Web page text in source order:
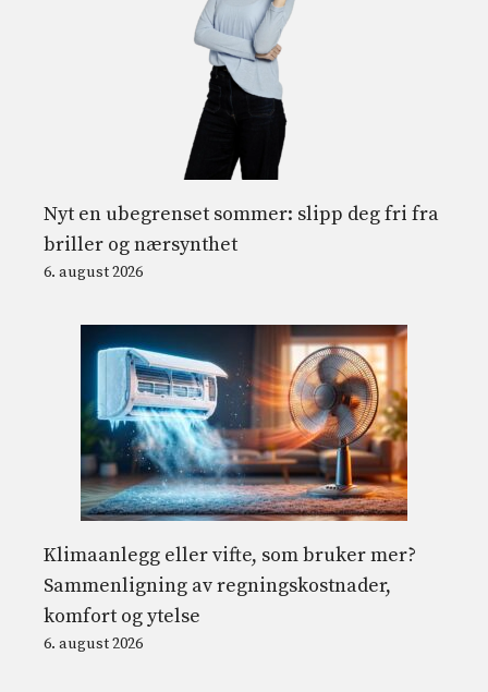
Nyt en ubegrenset sommer: slipp deg fri fra
briller og nærsynthet
6. august 2026
Klimaanlegg eller vifte, som bruker mer?
Sammenligning av regningskostnader,
komfort og ytelse
6. august 2026